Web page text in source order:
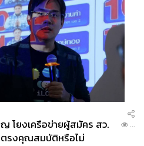
โยงเครือข่ายผู้สมัคร สว.
รงคุณสมบัติหรือไม่
...